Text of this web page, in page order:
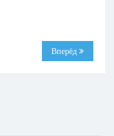
Вперёд